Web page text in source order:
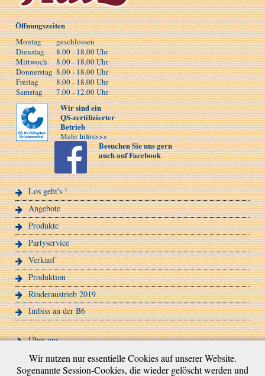
Öffnungszeiten
Montag
geschlossen
Dienstag
8.00 - 18.00 Uhr
Mittwoch
8.00 - 18.00 Uhr
Donnerstag8.00 - 18.00 Uhr
Freitag
8.00 - 18.00 Uhr
Samstag
7.00 - 12.00 Uhr
Wir sind ein
QS-zertifizierter
Betrieb
Mehr Infos>>>
Besuchen Sie uns gern
auch auf Facebook
Los geht's !
Angebote
Produkte
Partyservice
Verkauf
Produktion
Rinderaustrieb 2019
Imbiss an der B6
Über uns
QS-Zertifizierung
Wir nutzen nur essentielle Cookies auf unserer Website.
Sogenannte Session-Cookies, die wieder gelöscht werden und